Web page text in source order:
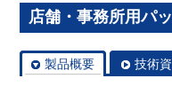
店舗・事務所用パ
製品概要 技術